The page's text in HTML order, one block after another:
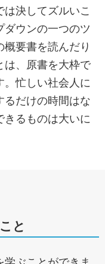
は決してズルいこ
ダウンの一つのツ
要書を読んだり
は、原書を大枠で
。忙しい社会人に
るだけの時間はな
きるものは大いに
と